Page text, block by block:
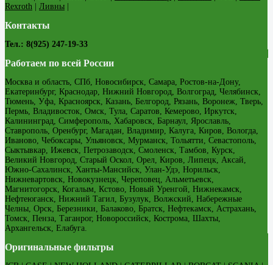
Rexroth
Ливны
Контакты
Тел.: 8(925) 247-19-33
Работаем по всей России
Москва и область, СПб, Новосибирск, Самара, Ростов-на-Дону,
Екатеринбург, Краснодар, Нижний Новгород, Волгоград, Челябинск,
Тюмень, Уфа, Красноярск, Казань, Белгород, Рязань, Воронеж, Тверь,
Пермь, Владивосток, Омск, Тула, Саратов, Кемерово, Иркутск,
Калининград, Симферополь, Хабаровск, Барнаул, Ярославль,
Ставрополь, Оренбург, Магадан, Владимир, Калуга, Киров, Вологда,
Иваново, Чебоксары, Ульяновск, Мурманск, Тольятти, Севастополь,
Сыктывкар, Ижевск, Петрозаводск, Смоленск, Тамбов, Курск,
Великий Новгород, Старый Оскол, Орел, Киров, Липецк, Аксай,
Южно-Сахалинск, Ханты-Мансийск, Улан-Удэ, Норильск,
Нижневартовск, Новокузнецк, Череповец, Альметьевск,
Магнитогорск, Когалым, Кстово, Новый Уренгой, Нижнекамск,
Нефтеюганск, Нижний Тагил, Бузулук, Волжский, Набережные
Челны, Орск, Березники, Балаково, Братск, Нефтекамск, Астрахань,
Томск, Пенза, Таганрог, Новороссийск, Кострома, Шахты,
Архангельск, Елабуга.
Оригинальные фильтры